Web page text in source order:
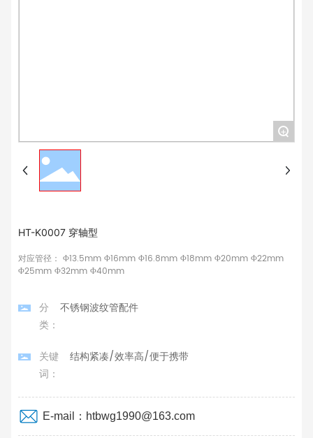
+
HT-K0007 穿轴型
对应管径： Φ13.5mm Φ16mm Φ16.8mm Φ18mm Φ20mm Φ22mm
Φ25mm Φ32mm Φ40mm
分
类：
不锈钢波纹管配件
关键
词：
结构紧凑/效率高/便于携带
E-mail：htbwg1990@163.com